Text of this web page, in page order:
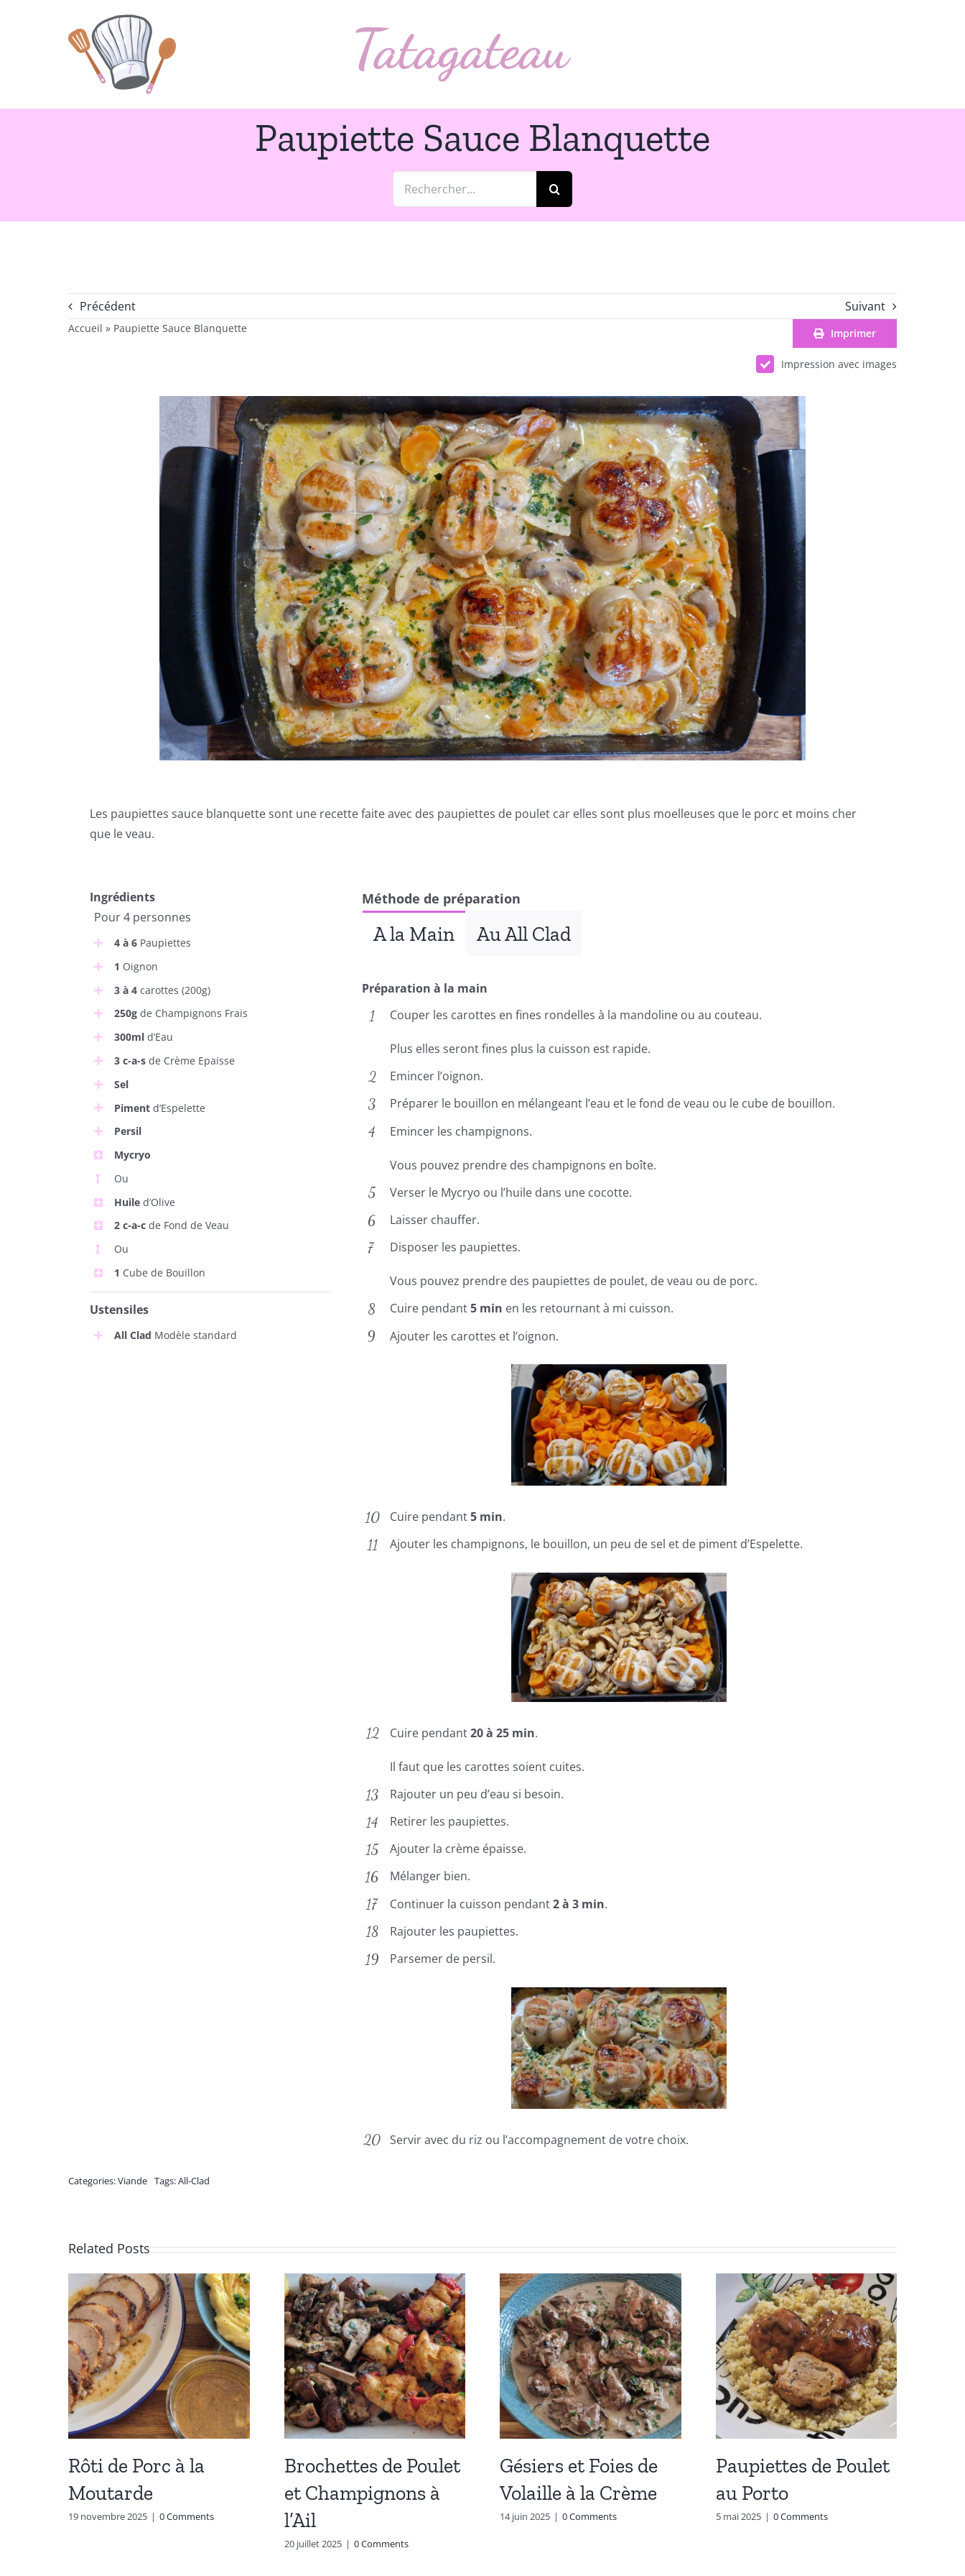
Paupiette Sauce Blanquette
Rechercher:
Précédent Suivant
Accueil » Paupiette Sauce Blanquette Imprimer
Impression avec images
Les paupiettes sauce blanquette sont une recette faite avec des paupiettes de poulet car elles sont plus moelleuses que le porc et moins cher
que le veau.
Ingrédients
Pour 4 personnes
4 à 6Paupiettes
1 Oignon
3 à 4carottes (200g)
250gde Champignons Frais
300mld’Eau
3 c-a-sde Crème Epaisse
Sel
Pimentd’Espelette
Persil
Mycryo
Ou
Huiled’Olive
2 c-a-cde Fond de Veau
Ou
1 Cube de Bouillon
Ustensiles
All Clad Modèle standard
Méthode de préparation
A la Main Au All Clad
Préparation à la main
Couper les carottes en fines rondelles à la mandoline ou au couteau.
Plus elles seront fines plus la cuisson est rapide.
Emincer l’oignon.
Préparer le bouillon en mélangeant l’eau et le fond de veau ou le cube de bouillon.
Emincer les champignons.
Vous pouvez prendre des champignons en boîte.
Verser le Mycryo ou l’huile dans une cocotte.
Laisser chauffer.
Disposer les paupiettes.
Vous pouvez prendre des paupiettes de poulet, de veau ou de porc.
Cuire pendant5 min en les retournant à mi cuisson.
Ajouter les carottes et l’oignon.
Cuire pendant5 min.
Ajouter les champignons, le bouillon, un peu de sel et de piment d’Espelette.
Cuire pendant20 à 25 min.
Il faut que les carottes soient cuites.
Rajouter un peu d’eau si besoin.
Retirer les paupiettes.
Ajouter la crème épaisse.
Mélanger bien.
Continuer la cuisson pendant2 à 3 min.
Rajouter les paupiettes.
Parsemer de persil.
Servir avec du riz ou l’accompagnement de votre choix.
Categories:Viande Tags:All-Clad
Related Posts
Rôti de Porc à la
Moutarde
19 novembre 2025 | 0 Comments
Brochettes de Poulet
et Champignons à
l’Ail
20 juillet 2025 | 0 Comments
Gésiers et Foies de
Volaille à la Crème
14 juin 2025 | 0 Comments
Paupiettes de Poulet
au Porto
5 mai 2025 | 0 Comments